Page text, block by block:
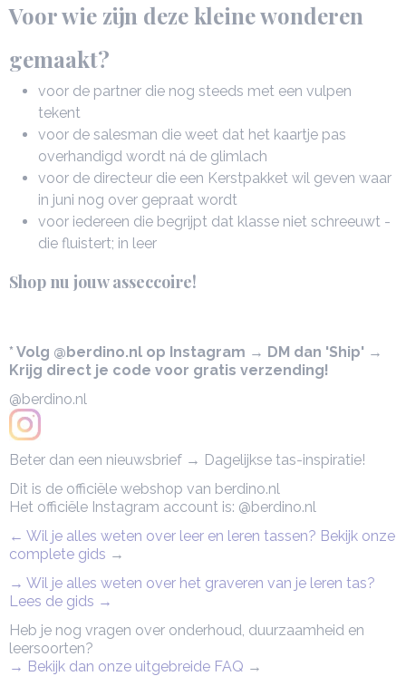
Voor wie zijn deze kleine wonderen
gemaakt?
voor de partner die nog steeds met een vulpen
tekent
voor de salesman die weet dat het kaartje pas
overhandigd wordt ná de glimlach
voor de directeur die een Kerstpakket wil geven waar
in juni nog over gepraat wordt
voor iedereen die begrijpt dat klasse niet schreeuwt -
die fluistert; in leer
Shop nu jouw asseccoire!
* Volg @berdino.nl op Instagram → DM dan 'Ship' →
Krijg direct je code voor gratis verzending!
@berdino.nl
Beter dan een nieuwsbrief → Dagelijkse tas-inspiratie!
Dit is de officiële webshop van berdino.nl
Het officiële Instagram account is: @berdino.nl
← Wil je alles weten over leer en leren tassen? Bekijk onze
complete gids →
→ Wil je alles weten over het graveren van je leren tas?
Lees de gids →
Heb je nog vragen over onderhoud, duurzaamheid en
leersoorten?
→ Bekijk dan onze uitgebreide FAQ →